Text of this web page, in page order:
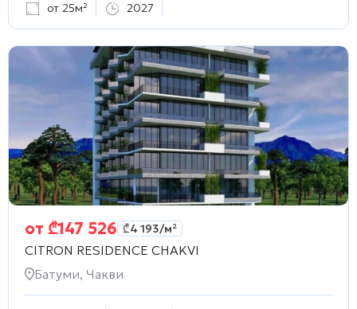
от 25м² 2027
от ₾147 526 ₾4 193/м²
CITRON RESIDENCE CHAKVI
Батуми, Чакви